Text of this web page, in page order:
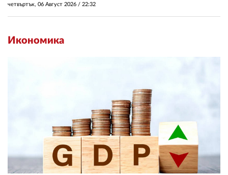
четвъртък, 06 Август 2026 / 22:32
Икономика